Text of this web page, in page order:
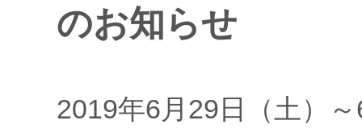
のお知らせ
2019年6月29日（土）